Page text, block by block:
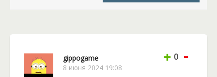
теперь своих усов. Чем же Алания Хартис
заслужила такое внимание слуг закона?
gippogame
8 июня 2024 19:08
+ 0 -